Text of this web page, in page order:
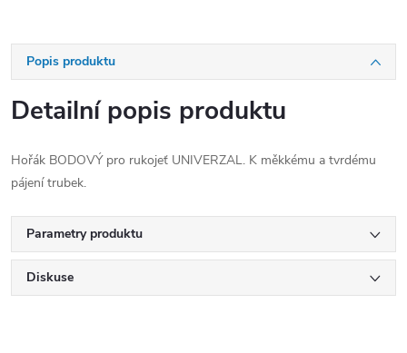
Popis produktu
Detailní popis produktu
Hořák BODOVÝ pro rukojeť UNIVERZAL. K měkkému a tvrdému
pájení trubek.
Parametry produktu
Diskuse